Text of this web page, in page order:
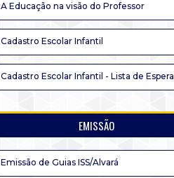
A Educação na visão do Professor
Cadastro Escolar Infantil
Cadastro Escolar Infantil - Lista de Espera
EMISSÃO
Emissão de Guias ISS/Alvará